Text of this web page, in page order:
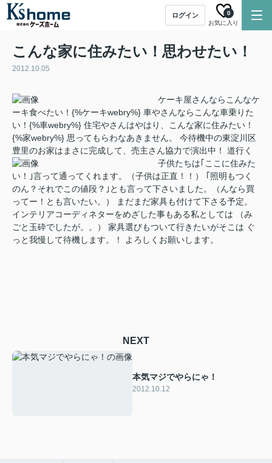
ログイン
お気に入り
0
こんな家に住みたい！思わせたい！
2012.10.05
ケーキ屋さんならこんなケ
ーキ食べたい！{%ケーキwebry%} 車やさんならこんな車乗りた
い！{%車webry%} 住宅やさんはやはり、こんな家に住みたい！
{%家webry%} 思ってもらわなあきません。 今待機中の東淀川区
豊里のお家はまさに完成して、売主さん協力で演出中！ 道行く
子供たちは｢ここに住みた
い！｣言って通ってくれます。（子供は正直！！） ｢照明もつく
のん？それでこの値段？｣とも言って下さいました。（んなら買
ってー！とも言いたい。） まだまだ家具も付けて下さる予定。
インテリアコーディネターをめざした事もある私としては （み
ごと玉砕でしたが。。） 家具選びもついて行きたいがそこは ぐ
っと我慢して待機します。！ よろしくお願いします。
NEXT
本気マジでやらにゃ！
2012.10.12